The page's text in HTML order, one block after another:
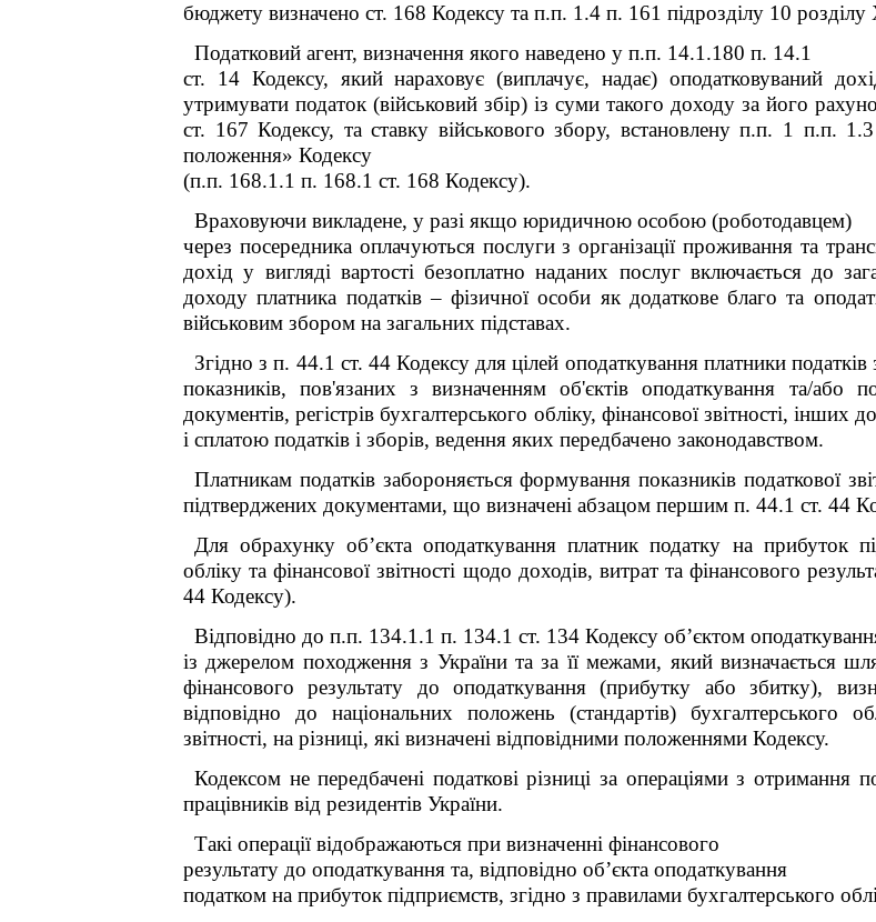
бюджету визначено ст. 168 Кодексу та п.п. 1.4 п. 161 підрозділу 10
Податковий агент, визначення якого наведено у п.п. 14.1.180 п. 14.1
ст. 14 Кодексу, який нараховує (виплачує, надає) оподатковуваний
утримувати податок (військовий збір) із суми такого доходу за його
ст. 167 Кодексу, та ставку військового збору, встановлену п.п. 1 п.п.
положення» Кодексу
(п.п. 168.1.1 п. 168.1 ст. 168 Кодексу).
Враховуючи викладене, у разі якщо юридичною особою (роботодавцем)
через посередника оплачуються послуги з організації проживання та
дохід у вигляді вартості безоплатно наданих послуг включається до
доходу платника податків – фізичної особи як додаткове благо та
військовим збором на загальних підставах.
Згідно з п. 44.1 ст. 44 Кодексу для цілей оподаткування платники податків
показників, пов'язаних з визначенням об'єктів оподаткування та/або
документів, регістрів бухгалтерського обліку, фінансової звітності,
і сплатою податків і зборів, ведення яких передбачено законодавством.
Платникам податків забороняється формування показників податкової
підтверджених документами, що визначені абзацом першим п. 44.1 ст. 44
Для обрахунку об’єкта оподаткування платник податку на прибуток
обліку та фінансової звітності щодо доходів, витрат та фінансового
44 Кодексу).
Відповідно до п.п. 134.1.1 п. 134.1 ст. 134 Кодексу об’єктом
із джерелом походження з України та за її межами, який визначається
фінансового результату до оподаткування (прибутку або збитку),
відповідно до національних положень (стандартів) бухгалтерського
звітності, на різниці, які визначені відповідними положеннями Кодексу.
Кодексом не передбачені податкові різниці за операціями з отримання
працівників від резидентів України.
Такі операції відображаються при визначенні фінансового
результату до оподаткування та, відповідно об’єкта оподаткування
податком на прибуток підприємств, згідно з правилами бухгалтерського